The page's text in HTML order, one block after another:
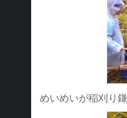
めいめいが稲刈り